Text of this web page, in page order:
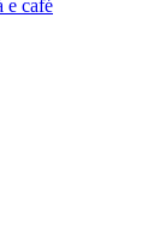
e café